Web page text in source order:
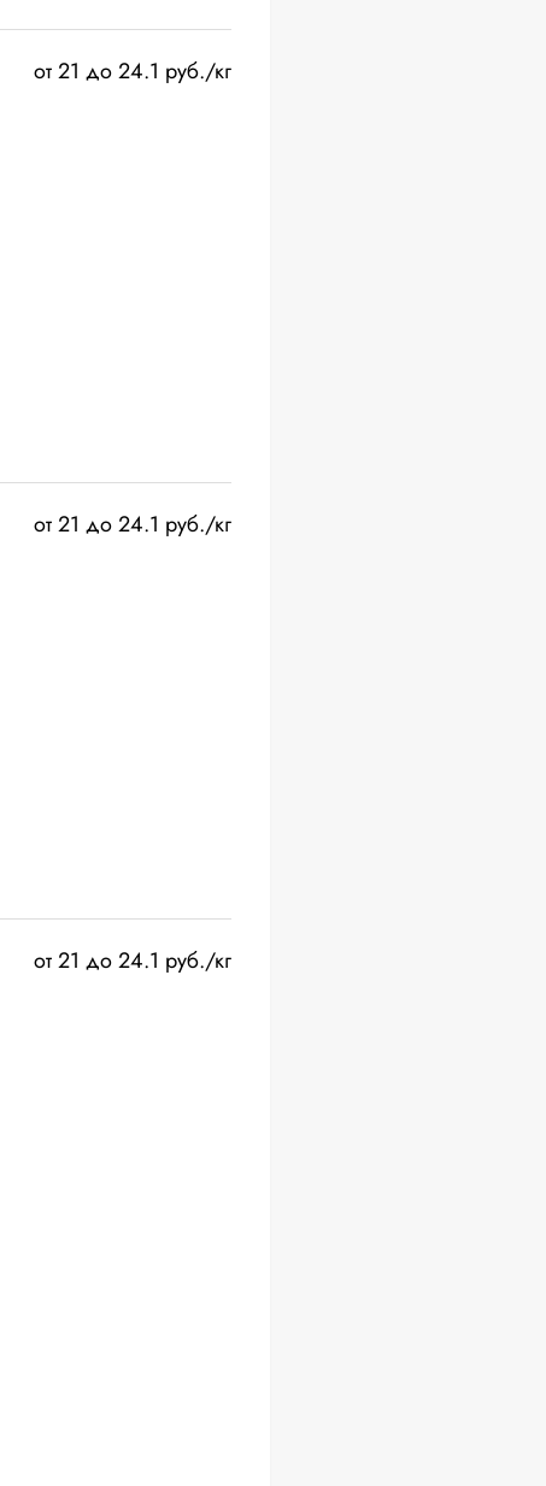
от 21 до 24.1 руб./кг
от 21 до 24.1 руб./кг
от 21 до 24.1 руб./кг